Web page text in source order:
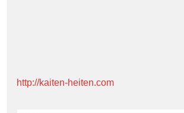
http://kaiten-heiten.com